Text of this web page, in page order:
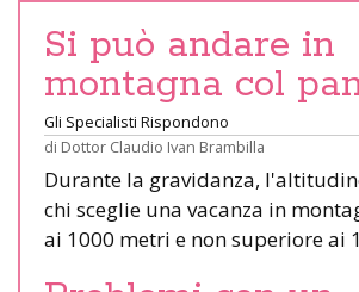
Si può andare in
montagna col
Gli Specialisti Rispondono
di Dottor Claudio Ivan Brambilla
Durante la gravidanza,
chi sceglie una vacanza in
ai 1000 metri e non superiore ai